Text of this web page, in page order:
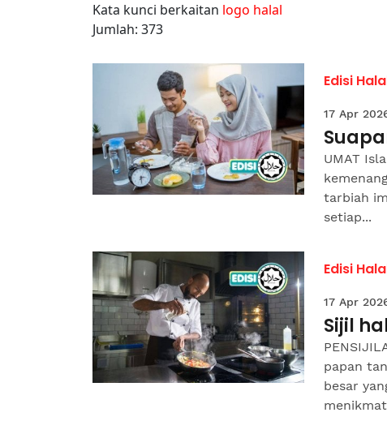
Kata kunci berkaitan logo halal
Jumlah: 373
Edisi
17 Apr
UMAT
tarbiah
setiap...
Edisi
17 Apr
Sijil
papan
besar